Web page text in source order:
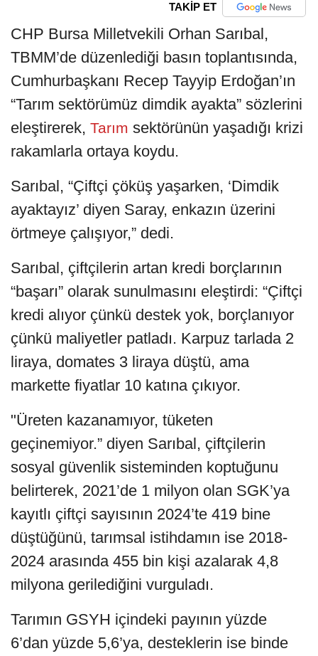
TAKİP ET
CHP Bursa Milletvekili Orhan Sarıbal,
TBMM’de düzenlediği basın toplantısında,
Cumhurbaşkanı Recep Tayyip Erdoğan’ın
“Tarım sektörümüz dimdik ayakta” sözlerini
eleştirerek, Tarım sektörünün yaşadığı krizi
rakamlarla ortaya koydu.
Sarıbal, “Çiftçi çöküş yaşarken, ‘Dimdik
ayaktayız’ diyen Saray, enkazın üzerini
örtmeye çalışıyor,” dedi.
Sarıbal, çiftçilerin artan kredi borçlarının
“başarı” olarak sunulmasını eleştirdi: “Çiftçi
kredi alıyor çünkü destek yok, borçlanıyor
çünkü maliyetler patladı. Karpuz tarlada 2
liraya, domates 3 liraya düştü, ama
markette fiyatlar 10 katına çıkıyor.
"Üreten kazanamıyor, tüketen
geçinemiyor.” diyen Sarıbal, çiftçilerin
sosyal güvenlik sisteminden koptuğunu
belirterek, 2021’de 1 milyon olan SGK’ya
kayıtlı çiftçi sayısının 2024’te 419 bine
düştüğünü, tarımsal istihdamın ise 2018-
2024 arasında 455 bin kişi azalarak 4,8
milyona gerilediğini vurguladı.
Tarımın GSYH içindeki payının yüzde
6’dan yüzde 5,6’ya, desteklerin ise binde